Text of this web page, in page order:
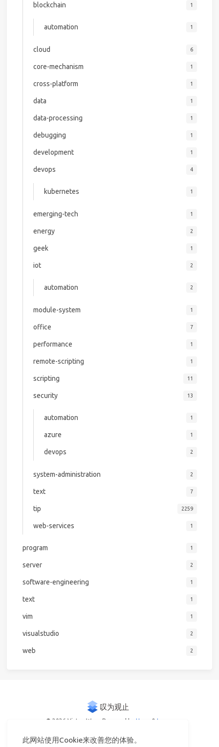
此网站使用Cookie来改善您的体验。
blockchain 1
automation 1
cloud 6
core-mechanism 1
cross-platform 1
data 1
data-processing 1
debugging 1
development 1
devops 4
kubernetes 1
emerging-tech 1
energy 2
geek 1
iot 2
automation 2
module-system 1
office 7
performance 1
remote-scripting 1
scripting 11
security 13
automation 1
azure 1
devops 2
system-administration 2
text 7
tip 2259
web-services 1
program 1
server 2
software-engineering 1
text 1
vim 1
visualstudio 2
web 2
© 2026 Victor Woo Powered by Hexo & Icarus